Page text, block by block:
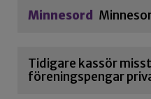
Minnesord
Tidigare kassör
föreningspengar